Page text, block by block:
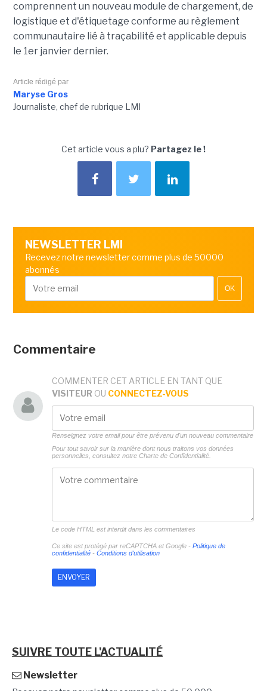
comprennent un nouveau module de chargement, de
logistique et d'étiquetage conforme au règlement
communautaire lié à traçabilité et applicable depuis
le 1er janvier dernier.
Article rédigé par
Maryse Gros
Journaliste, chef de rubrique LMI
Cet article vous a plu? Partagez le !
NEWSLETTER LMI
Recevez notre newsletter comme plus de 50000
abonnés
OK
Commentaire
COMMENTER CET ARTICLE EN TANT QUE
VISITEUR OU CONNECTEZ-VOUS
Renseignez votre email pour être prévenu d'un nouveau commentaire
Pour tout savoir sur la manière dont nous traitons vos données
personnelles, consultez notre Charte de Confidentialité.
Le code HTML est interdit dans les commentaires
Ce site est protégé par reCAPTCHA et Google - Politique de
confidentialité- Conditions d'utilisation
SUIVRE TOUTE L'ACTUALITÉ
Newsletter